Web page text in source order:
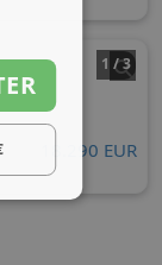
1 / 3
18.290 EUR